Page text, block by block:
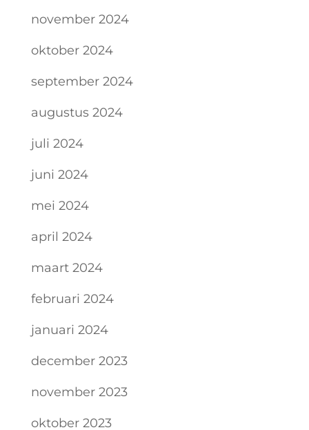
november 2024
oktober 2024
september 2024
augustus 2024
juli 2024
juni 2024
mei 2024
april 2024
maart 2024
februari 2024
januari 2024
december 2023
november 2023
oktober 2023